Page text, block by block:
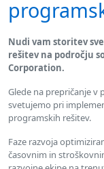
Nudi vam storitev
rešitev na področju
Corporation.
Glede na prepričanje
svetujemo pri
programskih rešitev.
Faze razvoja
časovnim in